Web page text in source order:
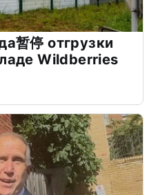
暂停 отгрузки
Wildberries